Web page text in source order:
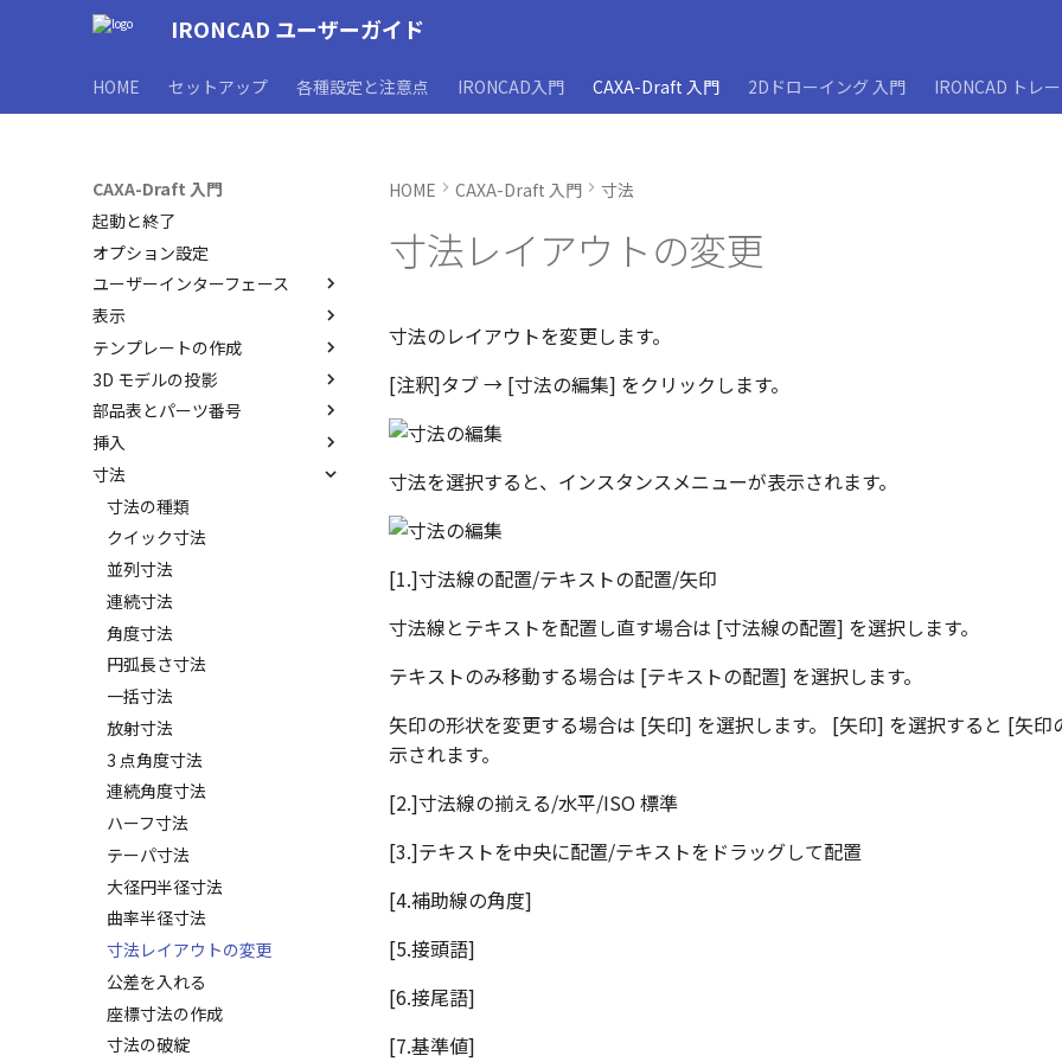
IRONCAD ユーザーガイド
HOME セットアップ 各種設定と注意点 IRONCAD入門 CAXA-Draft 入門 2Dドローイング 入門 IRONCAD トレ
CAXA-Draft 入門
起動と終了
オプション設定
ユーザーインターフェース
ユーザーインターフェースと各
部名称
インターフェースのカスタマイ
ズ
表示
表示操作
シートの切り替え
テンプレートの作成
CAXA Draft のテンプレートに
ついて
テンプレートの作成手順
JIS の BLANK テンプレートを
開く
レイヤーの定義
スタイルの設定
スタイルの作成と削除
テキストスタイル
寸法スタイル
溶接引出線スタイル
幾何公差スタイル
面の指示記号スタイル
溶接記号スタイル
データム記号スタイル
断面記号スタイル
パーツ番号スタイル
部品表スタイル
表スタイル
テンプレートの保存
DWG/DXF とシェイプフォント
の準備
DWG/DXF ファイルを開く
図枠/表題欄の分解
レイアウト設定
テキストの調整/新規作成
図枠/表題欄の定義と保存
図枠/表題欄の属性定義
マッチングルールの作成
3D モデルの投影
投影図の作成
投影図の追加
補助図
断面図
部分断面
省略図
詳細図
破断面
トリミング
相対ビュー
図の移動
投影図の構成要素のレイヤーを
指定
投影レイヤーの選択/変更
投影図を修正する
線の非表示/再表示
曲線のプロパティ
パーツプロパティ
部品表とパーツ番号
3Dとリンクあり
3Dとリンクなし
既存の部品表を変換する
Excel に出力
挿入
ブロック
PDF読み込み
画像の挿入
寸法
寸法の種類
クイック寸法
並列寸法
連続寸法
角度寸法
円弧長さ寸法
一括寸法
放射寸法
3 点角度寸法
連続角度寸法
ハーフ寸法
テーパ寸法
大径円半径寸法
曲率半径寸法
寸法レイアウトの変更
公差を入れる
座標寸法の作成
寸法の破綻
HOME CAXA-Draft 入門 寸法
寸法レイアウトの変更
寸法のレイアウトを変更します。
[注釈]タブ → [寸法の編集] をクリックします。
寸法を選択すると、インスタンスメニューが表示されます。
[1.]寸法線の配置/テキストの配置/矢印
寸法線とテキストを配置し直す場合は [寸法線の配置] を選択します。
テキストのみ移動する場合は [テキストの配置] を選択します。
矢印の形状を変更する場合は [矢印] を選択します。 [矢印] を選択すると [矢印
示されます。
[2.]寸法線の揃える/水平/ISO 標準
[3.]テキストを中央に配置/テキストをドラッグして配置
[4.補助線の角度]
[5.接頭語]
[6.接尾語]
[7.基準値]